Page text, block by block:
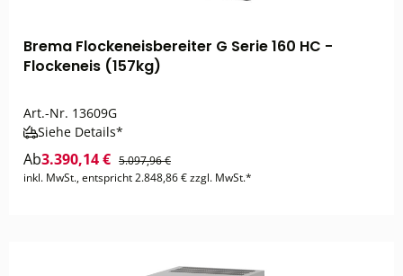
Brema Flockeneisbereiter G Serie 160 HC -
Flockeneis (157kg)
Art.-Nr. 13609G
Siehe Details*
Ab3.390,14 € 5.097,96 €
inkl. MwSt., entspricht 2.848,86 € zzgl. MwSt.*